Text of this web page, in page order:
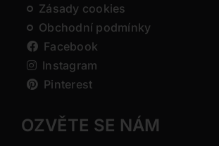
Zásady cookies
Obchodní podmínky
Facebook
Instagram
Pinterest
OZVĚTE SE NÁM